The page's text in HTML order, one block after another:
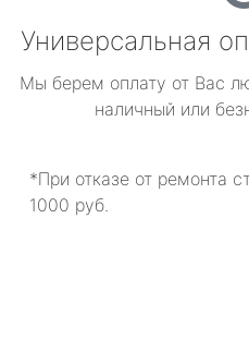
Универсальная
Мы берем оплату от Вас
наличный или
*При отказе от ремонта
1000 руб.